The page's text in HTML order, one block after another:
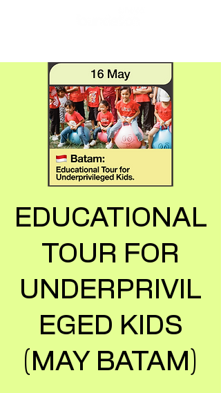
EDUCATIONAL
TOUR FOR
UNDERPRIVIL
EGED KIDS
(MAY BATAM)